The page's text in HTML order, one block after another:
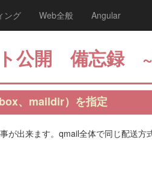
ング Web全般 Angular
公開 備忘録
、maildir）を指定
が出来ます。qmail全体で同じ配送方